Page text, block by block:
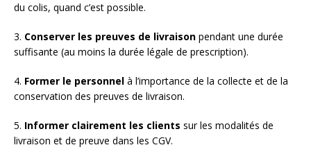
du colis, quand c’est possible.
3. Conserver les preuves de livraison pendant une durée
suffisante (au moins la durée légale de prescription).
4. Former le personnel à l’importance de la collecte et de la
conservation des preuves de livraison.
5. Informer clairement les clients sur les modalités de
livraison et de preuve dans les CGV.